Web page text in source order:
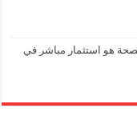
هو استثمار مباشر في